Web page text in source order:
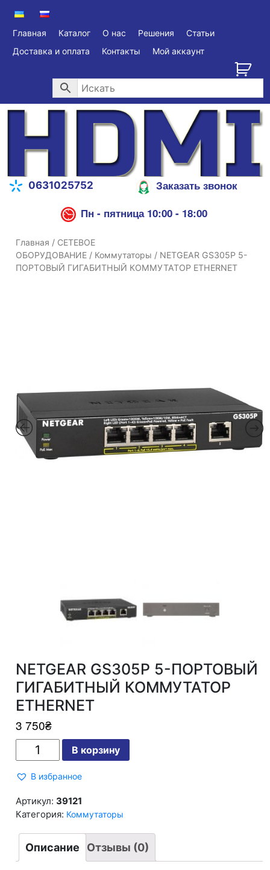
Главная Каталог О нас Решения
Статьи
Доставка и оплата
Контакты Мой аккаунт
0631025752
Заказать звонок
Пн - пятница 10:00 - 18:00
Главная / СЕТЕВОЕ
ОБОРУДОВАНИЕ / Коммутаторы / NETGEAR GS305P 5-
ПОРТОВЫЙ ГИГАБИТНЫЙ КОММУТАТОР ETHERNET
NETGEAR GS305P 5-ПОРТОВЫЙ
ГИГАБИТНЫЙ КОММУТАТОР
ETHERNET
3 750₴
GS305P
ПОРТОВЫЙ
КОММУТАТОР
ETHERNET
В корзину
В избранное
Артикул: 39121
Категория: Коммутаторы
Описание Отзывы (0)